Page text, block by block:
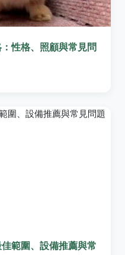
性格、照顧與常見問
範圍、設備推薦與常